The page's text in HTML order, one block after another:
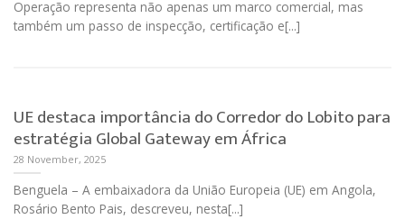
Operação representa não apenas um marco comercial, mas
também um passo de inspecção, certificação e[...]
UE destaca importância do Corredor do Lobito para
estratégia Global Gateway em África
28 November, 2025
Benguela – A embaixadora da União Europeia (UE) em Angola,
Rosário Bento Pais, descreveu, nesta[...]